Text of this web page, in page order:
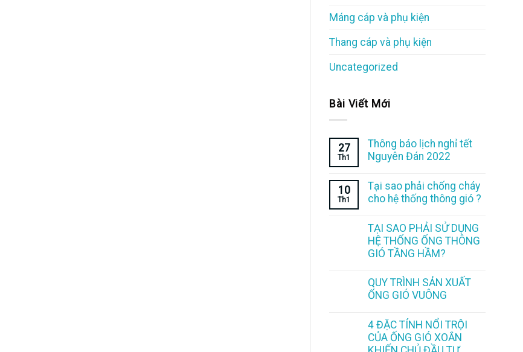
Máng cáp và phụ kiện
Thang cáp và phụ kiện
Uncategorized
Bài Viết Mới
27
Th1
Thông báo lịch nghỉ tết
Nguyên Đán 2022
10
Th1
Tại sao phải chống cháy
cho hệ thống thông gió ?
TẠI SAO PHẢI SỬ DỤNG
HỆ THỐNG ỐNG THÔNG
GIÓ TẦNG HẦM?
QUY TRÌNH SẢN XUẤT
ỐNG GIÓ VUÔNG
4 ĐẶC TÍNH NỔI TRỘI
CỦA ỐNG GIÓ XOẮN